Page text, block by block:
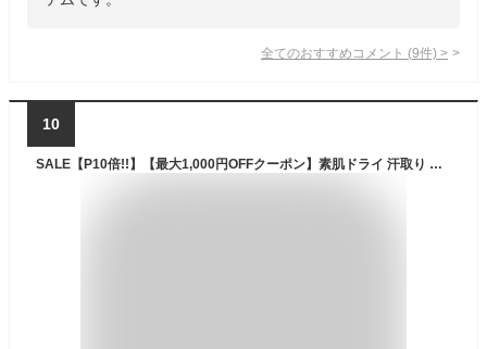
全てのおすすめコメント (9件) >
10
SALE【P10倍!!】【最大1,000円OFFクーポン】素肌ドライ 汗取り インナー キャミソール セットでお得!! 脇汗 汗取り インナーシャツ パッド付き レディース 女性 婦人 春夏 汗染み 防止 汗 対策 シャツ 綿混 汗とり パット付き 吸汗速乾 送料無料 S5020B-RT